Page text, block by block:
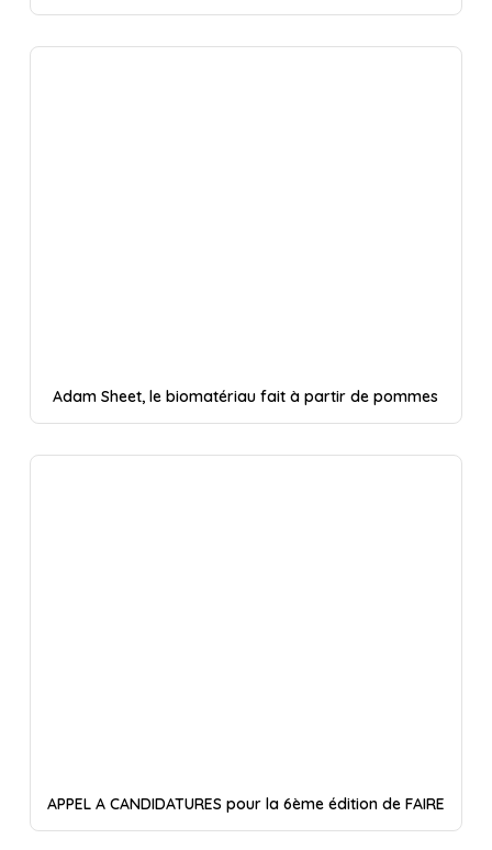
Adam Sheet, le biomatériau fait à partir de pommes
APPEL A CANDIDATURES pour la 6ème édition de FAIRE